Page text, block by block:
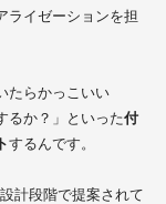
ライゼーションを担
たらかっこいい
るか？」といった付
するんです。
計段階で提案されて